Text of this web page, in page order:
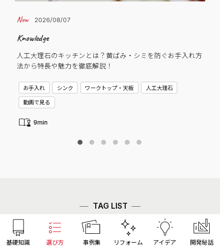
基礎知識 選び方 事例集 リフォーム アイデア 開発秘話
2026/08/07
Knowledge
人工大理石のキッチンとは？黄ばみ・シミを防ぐお手入れ方
法から特長や魅力を徹底解説！
お手入れ シンク ワークトップ・天板
人工大理石
動画で見る
9min
TAG LIST